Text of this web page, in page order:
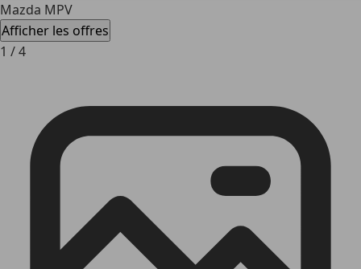
Mazda MPV
Afficher les offres
1 /4